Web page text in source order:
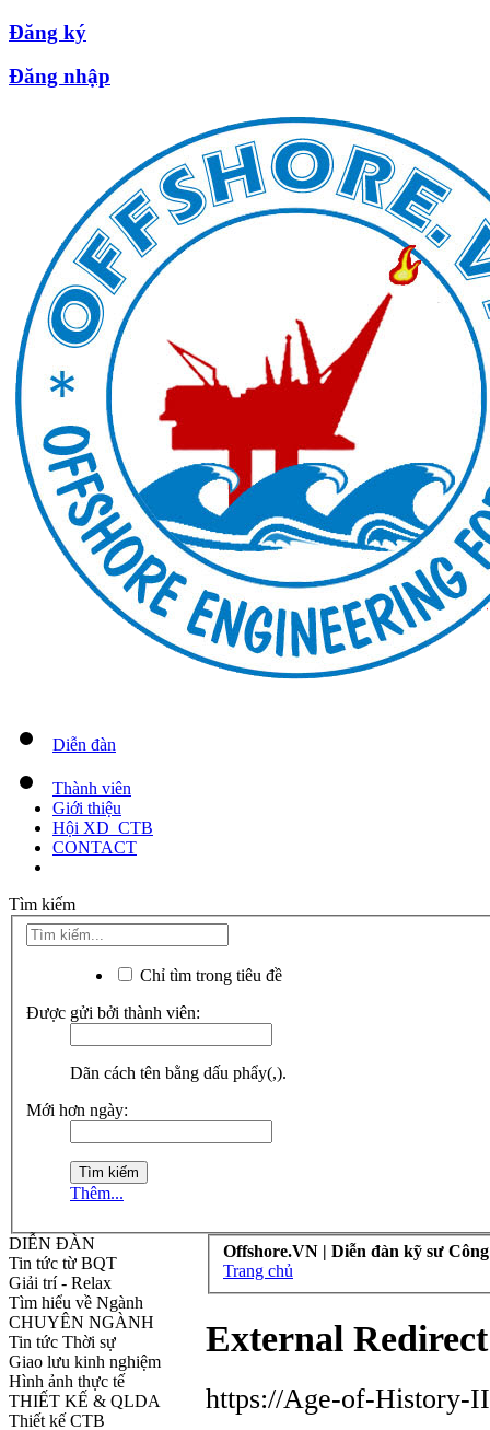
Đăng ký
Đăng nhập
Diễn đàn
Thành viên
Giới thiệu
Hội XD_CTB
CONTACT
Tìm kiếm
Chỉ tìm trong tiêu đề
Được gửi bởi thành viên:
Dãn cách tên bằng dấu phẩy(,).
Mới hơn ngày:
Thêm...
DIỄN ĐÀN
Tin tức từ BQT
Giải trí - Relax
Tìm hiểu về Ngành
CHUYÊN NGÀNH
Tin tức Thời sự
Giao lưu kinh nghiệm
Hình ảnh thực tế
THIẾT KẾ & QLDA
Thiết kế CTB
Offshore.VN | Diễn đàn kỹ sư
Trang chủ
External Redirect
https://Age-of-History-